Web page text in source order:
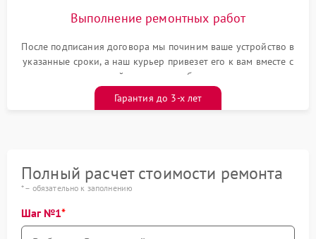
Выполнение ремонтных работ
После подписания договора мы починим ваше устройство в
указанные сроки, а наш курьер привезет его к вам вместе с
гарантийным талоном бесплатно
Гарантия до 3-х лет
Полный расчет стоимости ремонта
* – обязательно к заполнению
Шаг №1